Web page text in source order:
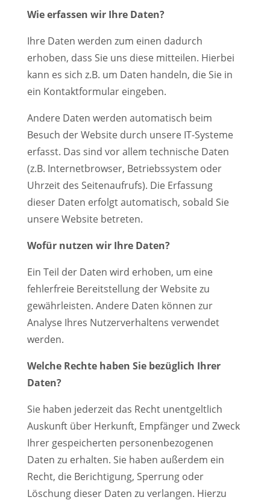
Wie erfassen wir Ihre Daten?
Ihre Daten werden zum einen dadurch
erhoben, dass Sie uns diese mitteilen. Hierbei
kann es sich z.B. um Daten handeln, die Sie in
ein Kontaktformular eingeben.
Andere Daten werden automatisch beim
Besuch der Website durch unsere IT-Systeme
erfasst. Das sind vor allem technische Daten
(z.B. Internetbrowser, Betriebssystem oder
Uhrzeit des Seitenaufrufs). Die Erfassung
dieser Daten erfolgt automatisch, sobald Sie
unsere Website betreten.
Wofür nutzen wir Ihre Daten?
Ein Teil der Daten wird erhoben, um eine
fehlerfreie Bereitstellung der Website zu
gewährleisten. Andere Daten können zur
Analyse Ihres Nutzerverhaltens verwendet
werden.
Welche Rechte haben Sie bezüglich Ihrer
Daten?
Sie haben jederzeit das Recht unentgeltlich
Auskunft über Herkunft, Empfänger und Zweck
Ihrer gespeicherten personenbezogenen
Daten zu erhalten. Sie haben außerdem ein
Recht, die Berichtigung, Sperrung oder
Löschung dieser Daten zu verlangen. Hierzu